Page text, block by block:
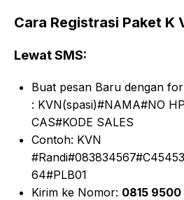
Cara Registrasi Paket K
Lewat SMS:
Buat pesan Baru dengan
: KVN(spasi)#NAMA#NO
CAS#KODE SALES
Contoh: KVN
64#PLB01
Kirim ke Nomor: 0815